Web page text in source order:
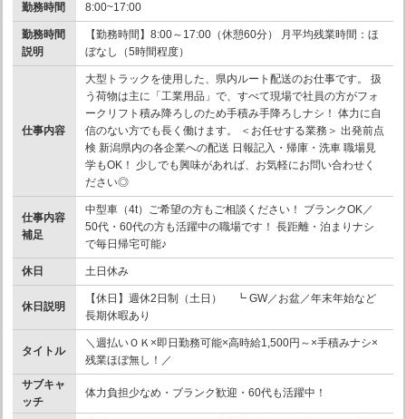
勤務時間 8:00~17:00
勤務時間
説明
【勤務時間】8:00～17:00（休憩60分） 月平均残業時間：ほ
ぼなし（5時間程度）
仕事内容
大型トラックを使用した、県内ルート配送のお仕事です。 扱
う荷物は主に「工業用品」で、すべて現場で社員の方がフォ
ークリフト積み降ろしのため手積み手降ろしナシ！ 体力に自
信のない方でも長く働けます。 ＜お任せする業務＞ 出発前点
検 新潟県内の各企業への配送 日報記入・帰庫・洗車 職場見
学もOK！ 少しでも興味があれば、お気軽にお問い合わせく
ださい◎
仕事内容
補足
中型車（4t）ご希望の方もご相談ください！ ブランクOK／
50代・60代の方も活躍中の職場です！ 長距離・泊まりナシ
で毎日帰宅可能♪
休日 土日休み
休日説明
【休日】週休2日制（土日） ┗ GW／お盆／年末年始など
長期休暇あり
タイトル
＼週払いＯＫ×即日勤務可能×高時給1,500円～×手積みナシ×
残業ほぼ無し！／
サブキャ
ッチ
体力負担少なめ・ブランク歓迎・60代も活躍中！